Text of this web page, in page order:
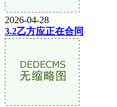
2026-04-28
3.2乙方应正在合同